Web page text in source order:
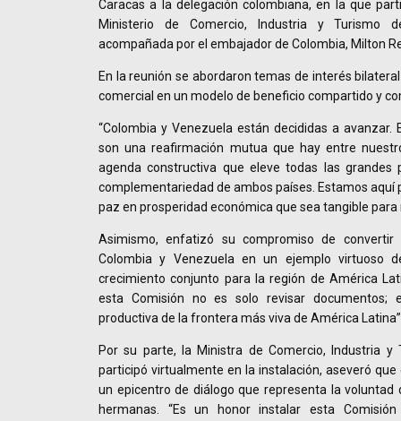
Caracas a la delegación colombiana, en la que
Ministerio de Comercio, Industria y Turismo
acompañada por el embajador de Colombia, Milton
En la reunión se abordaron temas de interés
comercial en un modelo de beneficio compartido y
“Colombia y Venezuela están decididas a avanzar.
son una reafirmación mutua que hay entre
agenda constructiva que eleve todas las grandes
complementariedad de ambos países. Estamos aquí
paz en prosperidad económica que sea tangible para
Asimismo, enfatizó su compromiso de
Colombia y Venezuela en un ejemplo virtuoso
crecimiento conjunto para la región de América
esta Comisión no es solo revisar documentos;
productiva de la frontera más viva de América
Por su parte, la Ministra de Comercio, Industria y
participó virtualmente en la instalación, aseveró
un epicentro de diálogo que representa la voluntad
hermanas. “Es un honor instalar esta